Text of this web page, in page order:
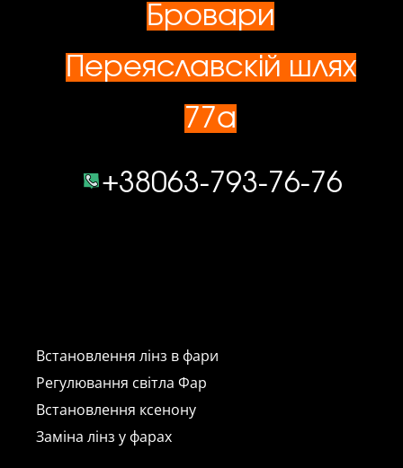
Бровари
Переяславскій шлях
77а
+38063-793-76-76
Встановлення лінз в фари
Регулювання світла Фар
Встановлення ксенону
Заміна лінз у фарах